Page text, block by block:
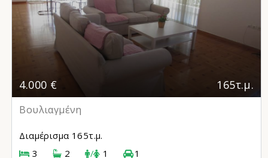
4.000 € 165τ.μ.
Βουλιαγμένη
Διαμέρισμα 165τ.μ.
3
2 / 1 1